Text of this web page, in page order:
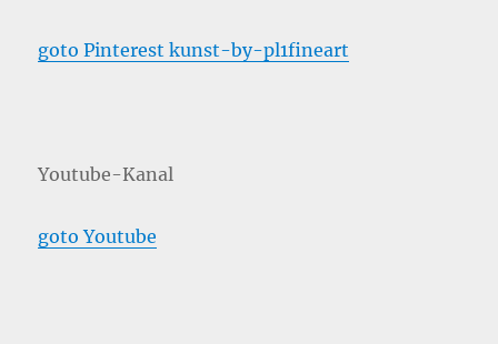
goto Pinterest kunst-by-pl1fineart
Youtube-Kanal
goto Youtube